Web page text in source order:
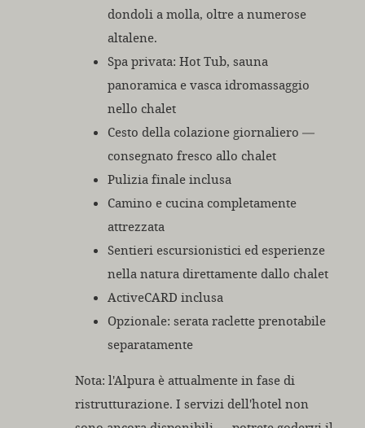
dondoli a molla, oltre a numerose
altalene.
Spa privata: Hot Tub, sauna
panoramica e vasca idromassaggio
nello chalet
Cesto della colazione giornaliero —
consegnato fresco allo chalet
Pulizia finale inclusa
Camino e cucina completamente
attrezzata
Sentieri escursionistici ed esperienze
nella natura direttamente dallo chalet
ActiveCARD inclusa
Opzionale: serata raclette prenotabile
separatamente
Nota: l'Alpura è attualmente in fase di
ristrutturazione. I servizi dell'hotel non